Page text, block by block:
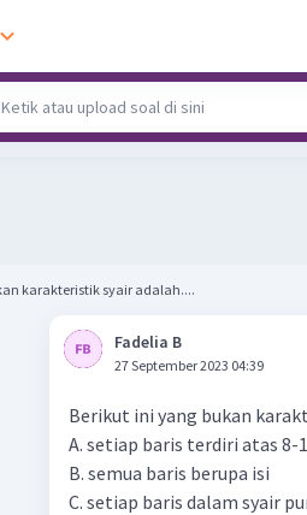
karakteristik syair adalah....
Fadelia B
27 September 2023 04:39
Berikut ini yang bukan
A. setiap baris terdiri atas 8-
B. semua baris berupa isi
C. setiap baris dalam syair